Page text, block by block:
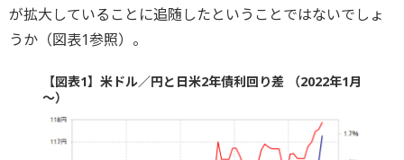
が拡大していることに追随したということではないでしょ
うか（図表1参照）。
【図表1】米ドル／円と日米2年債利回り差 （2022年1月
～）